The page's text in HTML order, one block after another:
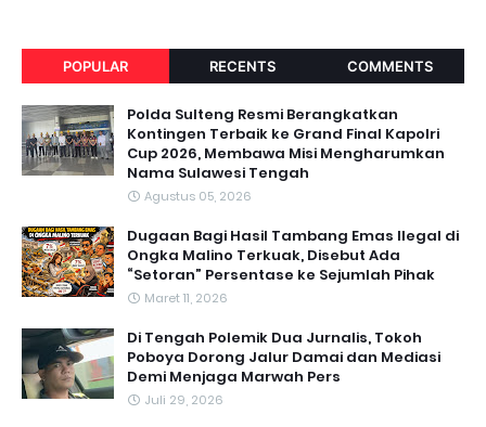
POPULAR RECENTS COMMENTS
Polda Sulteng Resmi Berangkatkan
Kontingen Terbaik ke Grand Final Kapolri
Cup 2026, Membawa Misi Mengharumkan
Nama Sulawesi Tengah
Agustus 05, 2026
Dugaan Bagi Hasil Tambang Emas Ilegal di
Ongka Malino Terkuak, Disebut Ada
“Setoran” Persentase ke Sejumlah Pihak
Maret 11, 2026
Di Tengah Polemik Dua Jurnalis, Tokoh
Poboya Dorong Jalur Damai dan Mediasi
Demi Menjaga Marwah Pers
Juli 29, 2026